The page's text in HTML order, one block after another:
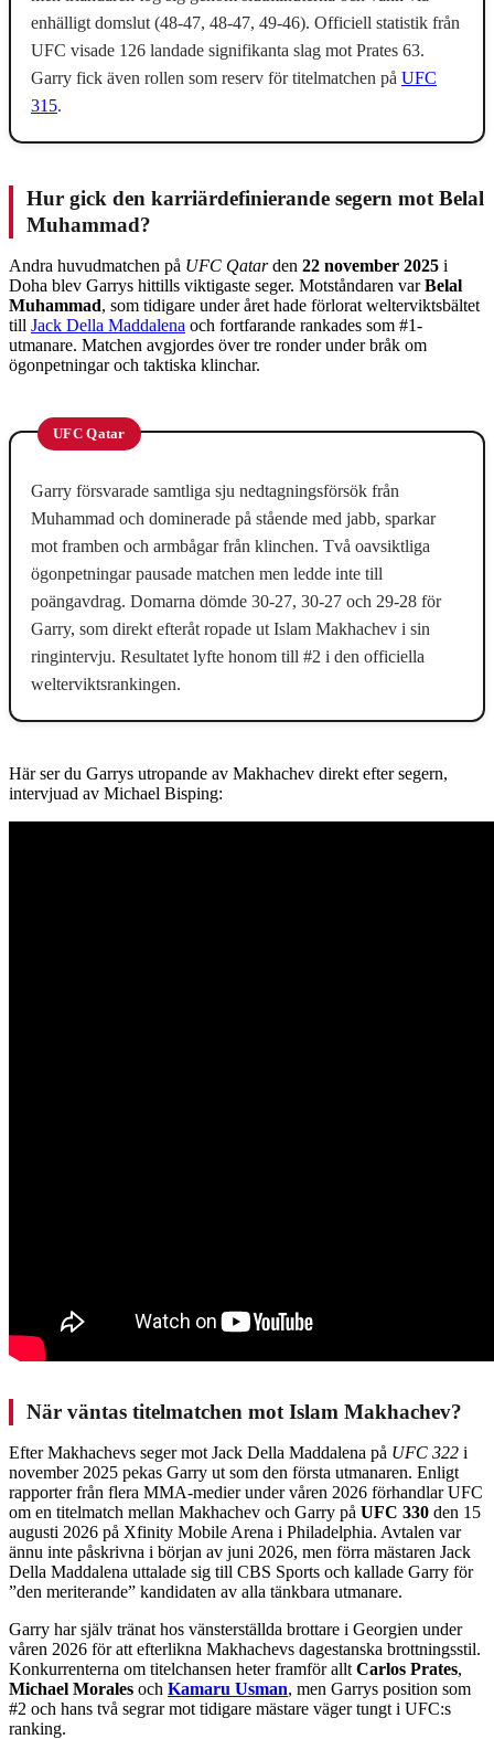
enhälligt domslut (48-47, 48-47, 49-46). Officiell statistik från
UFC visade 126 landade signifikanta slag mot Prates 63.
Garry fick även rollen som reserv för titelmatchen på UFC
315.
Hur gick den karriärdefinierande segern mot Belal
Muhammad?
Andra huvudmatchen på UFC Qatarden 22 november 2025 i
Doha blev Garrys hittills viktigaste seger. Motståndaren varBelal
Muhammad, som tidigare under året hade förlorat welterviktsbältet
till Jack Della Maddalena och fortfarande rankades som #1-
utmanare. Matchen avgjordes över tre ronder under bråk om
ögonpetningar och taktiska klinchar.
UFC Qatar
Garry försvarade samtliga sju nedtagningsförsök från
Muhammad och dominerade på stående med jabb, sparkar
mot framben och armbågar från klinchen. Två oavsiktliga
ögonpetningar pausade matchen men ledde inte till
poängavdrag. Domarna dömde 30-27, 30-27 och 29-28 för
Garry, som direkt efteråt ropade ut Islam Makhachev i sin
ringintervju. Resultatet lyfte honom till #2 i den officiella
welterviktsrankingen.
Här ser du Garrys utropande av Makhachev direkt efter segern,
intervjuad av Michael Bisping:
När väntas titelmatchen mot Islam Makhachev?
Efter Makhachevs seger mot Jack Della Maddalena på UFC 322 i
november 2025 pekas Garry ut som den första utmanaren. Enligt
rapporter från flera MMA-medier under våren 2026 förhandlar UFC
om en titelmatch mellan Makhachev och Garry på UFC 330 den 15
augusti 2026 på Xfinity Mobile Arena i Philadelphia. Avtalen var
ännu inte påskrivna i början av juni 2026, men förra mästaren Jack
Della Maddalena uttalade sig till CBS Sports och kallade Garry för
”den meriterande” kandidaten av alla tänkbara utmanare.
Garry har själv tränat hos vänsterställda brottare i Georgien under
våren 2026 för att efterlikna Makhachevs dagestanska brottningsstil.
Konkurrenterna om titelchansen heter framför allt Carlos Prates,
Michael Morales och Kamaru Usman, men Garrys position som
#2 och hans två segrar mot tidigare mästare väger tungt i UFC:s
ranking.